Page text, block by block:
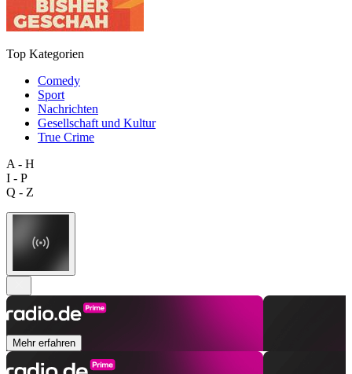
Top Kategorien
Comedy
Sport
Nachrichten
Gesellschaft und Kultur
True Crime
A - H
I - P
Q - Z
Mehr erfahren